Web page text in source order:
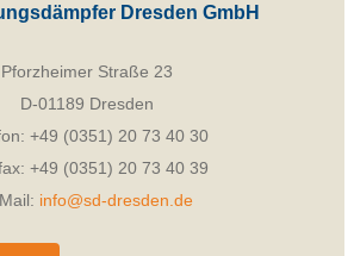
Dresden GmbH
Pforzheimer Straße 23
D-01189 Dresden
+49 (0351) 20 73 40 30
+49 (0351) 20 73 40 39
info@sd-dresden.de